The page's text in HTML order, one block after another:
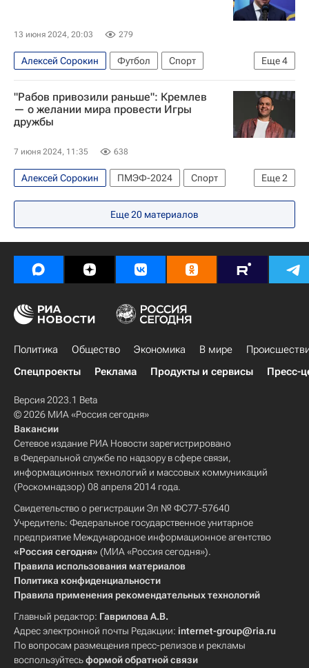
13 июня 2024, 20:03 279
Еще4
Алексей Сорокин Футбол
Спорт
Россия
Российский футбольный союз (РФС)
Владимир Путин
Динамо Москва
"Рабов привозили раньше": Кремлев
— о желании мира провести Игры
дружбы
7 июня 2024, 11:35 638
Еще2
Алексей Сорокин ПМЭФ-2024
Спорт
Умар Кремлев
Всемирные игры дружбы
Еще20 материалов
Политика Общество Экономика В мире
Спецпроекты
Реклама Продукты и сервисы Пресс-
Версия 2023.1 Beta
© 2026 МИА «Россия сегодня»
Вакансии
Сетевое издание РИА Новости зарегистрировано
в Федеральной службе по надзору в сфере связи,
информационных технологий и массовых коммуникаций
(Роскомнадзор) 08 апреля 2014 года.
Свидетельство о регистрации Эл № ФС77-57640
Учредитель: Федеральное государственное унитарное
предприятие Международное информационное агентство
«Россия сегодня» (МИА «Россия сегодня»).
Правила использования материалов
Политика конфиденциальности
Правила применения рекомендательных технологий
Главный редактор: Гаврилова А.В.
Адрес электронной почты Редакции: internet-group@ria.ru
По вопросам размещения пресс-релизов и рекламы
воспользуйтесьформой обратной связи